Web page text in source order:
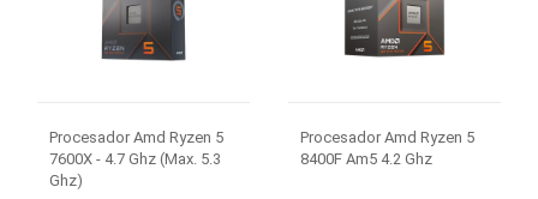
Procesador Amd Ryzen 5
7600X - 4.7 Ghz (Max. 5.3
Ghz)
Procesador Amd Ryzen 5
8400F Am5 4.2 Ghz